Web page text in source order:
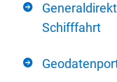
Schifffahrt